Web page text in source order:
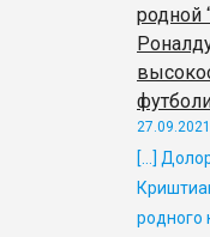
родной
27.09.2021
[…]
родного